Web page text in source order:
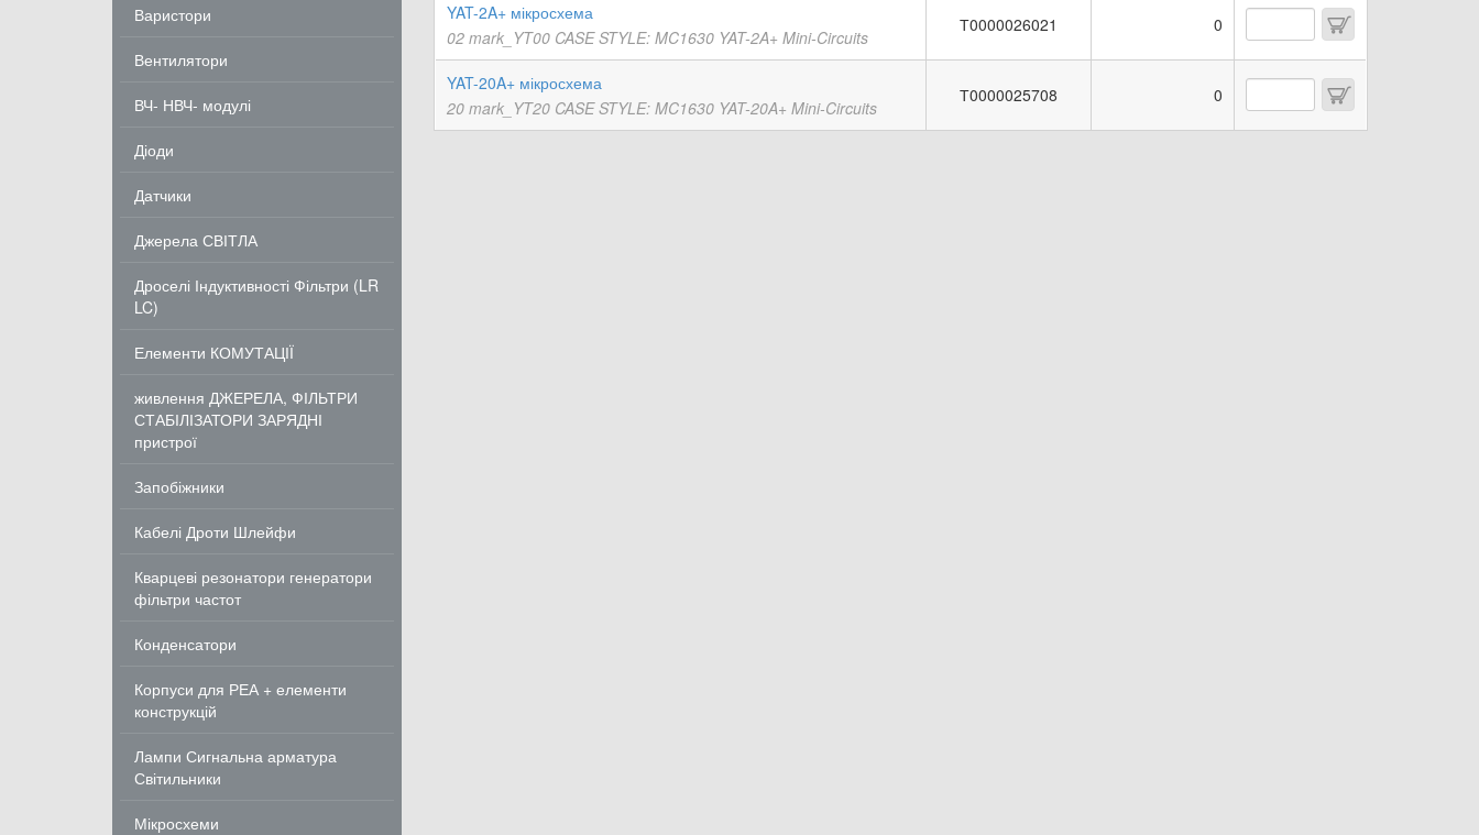
Варистори
Вентилятори
ВЧ- НВЧ- модулі
Діоди
Датчики
Джерела СВІТЛА
Дроселі Індуктивності Фільтри (LR
LC)
Елементи КОМУТАЦІЇ
живлення ДЖЕРЕЛА, ФІЛЬТРИ
СТАБІЛІЗАТОРИ ЗАРЯДНІ
пристрої
Запобіжники
Кабелі Дроти Шлейфи
Кварцеві резонатори генератори
фільтри частот
Конденсатори
Корпуси для РЕА + елементи
конструкцій
Лампи Сигнальна арматура
Світильники
Мікросхеми
YAT-2A+ мікросхема
02 mark_YT00 CASE STYLE: MC1630 YAT-2A+ Mini-Circuits
Т0000026021 0
YAT-20A+ мікросхема
20 mark_YT20 CASE STYLE: MC1630 YAT-20A+ Mini-Circuits
Т0000025708 0